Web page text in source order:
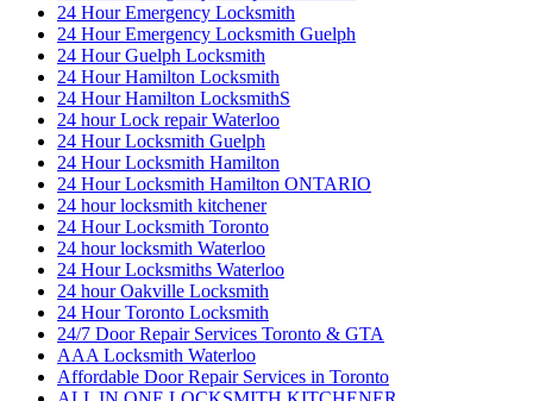
24 Hour Emergency Locksmith
24 Hour Emergency Locksmith Guelph
24 Hour Guelph Locksmith
24 Hour Hamilton Locksmith
24 Hour Hamilton LocksmithS
24 hour Lock repair Waterloo
24 Hour Locksmith Guelph
24 Hour Locksmith Hamilton
24 Hour Locksmith Hamilton ONTARIO
24 hour locksmith kitchener
24 Hour Locksmith Toronto
24 hour locksmith Waterloo
24 Hour Locksmiths Waterloo
24 hour Oakville Locksmith
24 Hour Toronto Locksmith
24/7 Door Repair Services Toronto & GTA
AAA Locksmith Waterloo
Affordable Door Repair Services in Toronto